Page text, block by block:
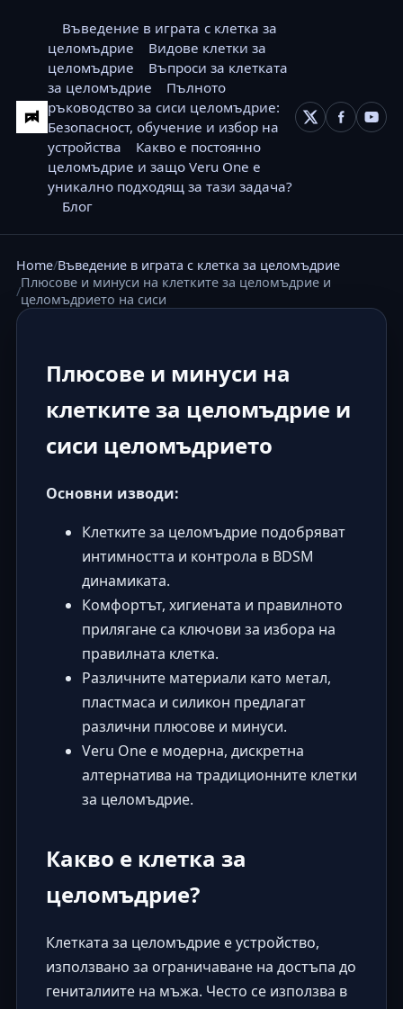
Въведение в играта с клетка за
целомъдрие
Видове клетки за
целомъдрие
Въпроси за клетката
за целомъдрие
Пълното
ръководство за сиси целомъдрие:
Безопасност, обучение и избор на
устройства
Какво е постоянно
целомъдрие и защо Veru One е
уникално подходящ за тази задача?
Блог
Home Въведение в играта с клетка за целомъдрие
Плюсове и минуси на клетките за целомъдрие и
целомъдрието на сиси
Плюсове и минуси на
клетките за целомъдрие и
сиси целомъдрието
Основни изводи:
Клетките за целомъдрие подобряват
интимността и контрола в BDSM
динамиката.
Комфортът, хигиената и правилното
прилягане са ключови за избора на
правилната клетка.
Различните материали като метал,
пластмаса и силикон предлагат
различни плюсове и минуси.
Veru One е модерна, дискретна
алтернатива на традиционните клетки
за целомъдрие.
Какво е клетка за
целомъдрие?
Клетката за целомъдрие е устройство,
използвано за ограничаване на достъпа до
гениталиите на мъжа. Често се използва в